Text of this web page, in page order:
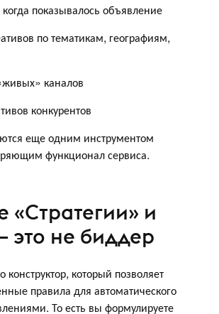
показывалось объявление
по тематикам, географиям,
каналов
конкурентов
еще одним инструментом
функционал сервиса.
«Стратегии» и
это не биддер
который позволяет
правила для автоматического
То есть вы формулируете